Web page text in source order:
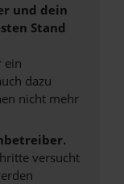
und dein
Stand
ein
dazu
nicht mehr
versucht